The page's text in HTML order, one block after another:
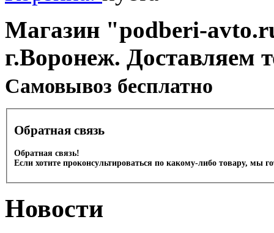
Магазин "podberi-
г.Воронеж. Доставляем
Cамовывоз бесплатно
Обратная связь
Обратная связь!
Если хотите проконсультироваться по какому-либо товару, мы
Новости